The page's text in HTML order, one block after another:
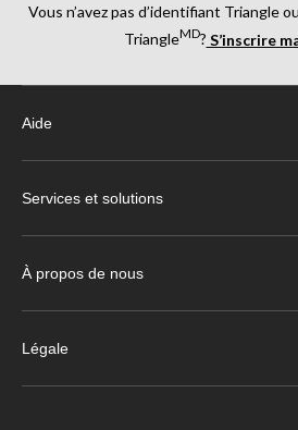
Vous n’avez pas d’identifiant Triangle
TriangleMD? S’inscrire
Aide
Services et solutions
À propos de nous
Légale